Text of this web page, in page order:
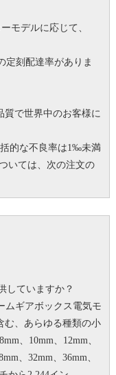
モデルに応じて、
定刻配達率がありま
質で世界中のお客様に
的な不良率は1‰未満
いては、次の注文の
していますか？
ムギアボックス電気モ
む、あらゆる種類の小
、10mm、12mm、
、32mm、36mm、